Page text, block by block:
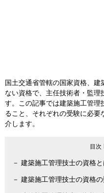
国土交通省管轄の国家資格、
ない資格で、主任技術者・監理
す。この記事では建築施工管理
ること、それぞれの受験に必要
介します。
建築施工管理技士の資格と
建築施工管理技士の資格